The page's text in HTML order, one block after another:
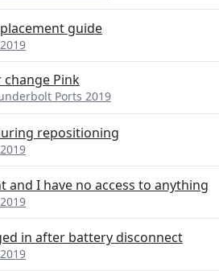
guide
Pink
Ports 2019
repositioning
I have no access to anything
in after battery disconnect